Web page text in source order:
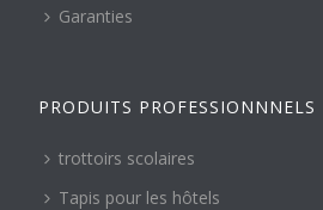
Garanties
PRODUITS PROFESSIONNNELS
trottoirs scolaires
Tapis pour les hôtels